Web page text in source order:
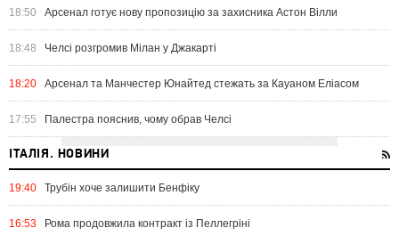
18:50 Арсенал готує нову пропозицію за захисника Астон Вілли
18:48 Челсі розгромив Мілан у Джакарті
18:20 Арсенал та Манчестер Юнайтед стежать за Кауаном Еліасом
17:55 Палестра пояснив, чому обрав Челсі
ІТАЛІЯ. НОВИНИ
19:40 Трубін хоче залишити Бенфіку
16:53 Рома продовжила контракт із Пеллегріні